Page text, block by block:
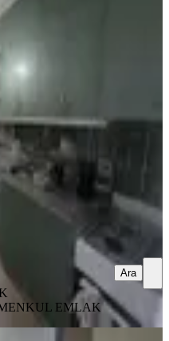
·
ALTIN GAYRİMENKUL
EMLAK
Ara